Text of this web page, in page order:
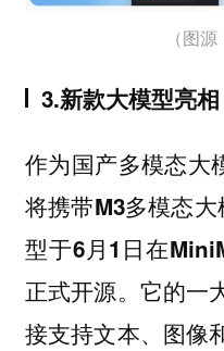
（图
3.新款大模型亮
作为国产多模态大
将携带M3多模态
型于6月1日在
正式开源。它的一
接支持文本、图像